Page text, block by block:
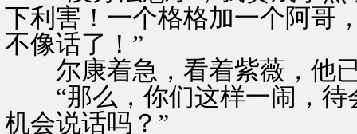
下利害！一个格格加一个阿哥
不像话了！”
尔康着急，看着紫薇，他已
“那么，你们这样一闹，待
机会说话吗？”